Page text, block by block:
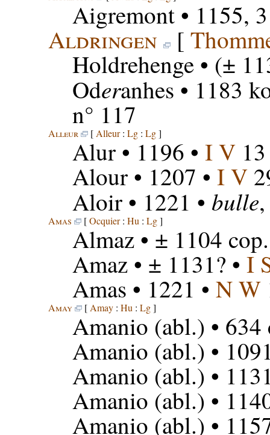
Aigremont• 1155,
Aldringen [
Holdrehenge• (±
Oderanhes• 1183
n° 117
Alleur [ Alleur: Lg: Lg]
Alur• 1196 • I V13
Alour• 1207 • I V
Aloir• 1221 • bulle
Amas [Ocquier: Hu : Lg]
Almaz• ± 1104
Amaz• ± 1131? • I
Amas • 1221 • N W
Amay [ Amay: Hu : Lg]
Amanio (abl.) •
Amanio (abl.) •
Amanio (abl.) •
Amanio (abl.) •
Amanio (abl.) •